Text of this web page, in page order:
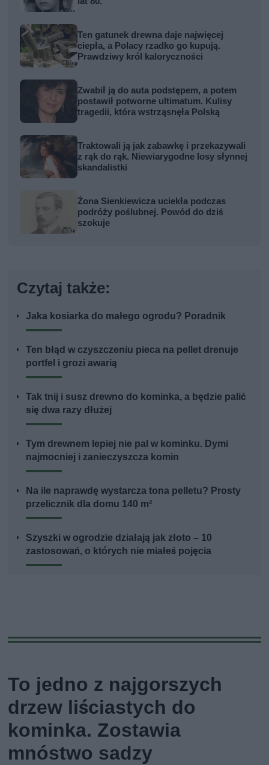
Ten gatunek drewna daje najwięcej
ciepła, a Polacy rzadko go kupują.
Prawdziwy król kaloryczności
Zwabił ją do auta podstępem, a potem
postawił potworne ultimatum. Kulisy
tragedii, która wstrząsnęła Polską
Traktowali ją jak zabawkę i przekazywali
z rąk do rąk. Niewiarygodne losy słynnej
skandalistki
Żona Sienkiewicza uciekła podczas
podróży poślubnej. Powód do dziś
szokuje
Czytaj także:
Jaka kosiarka do małego ogrodu? Poradnik
Ten błąd w czyszczeniu pieca na pellet drenuje
portfel i grozi awarią
Tak tnij i susz drewno do kominka, a będzie palić
się dwa razy dłużej
Tym drewnem lepiej nie pal w kominku. Dymi
najmocniej i zanieczyszcza komin
Na ile naprawdę wystarcza tona pelletu? Prosty
przelicznik dla domu 140 m²
Szyszki w ogrodzie działają jak złoto – 10
zastosowań, o których nie miałeś pojęcia
To jedno z najgorszych
drzew liściastych do
kominka. Zostawia
mnóstwo sadzy